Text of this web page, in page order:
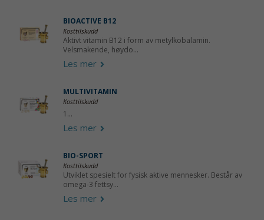
BIOACTIVE B12
Kosttilskudd
Aktivt vitamin B12 i form av metylkobalamin.
Velsmakende, høydo...
Les mer
MULTIVITAMIN
Kosttilskudd
1...
Les mer
BIO-SPORT
Kosttilskudd
Utviklet spesielt for fysisk aktive mennesker. Består av
omega-3 fettsy...
Les mer